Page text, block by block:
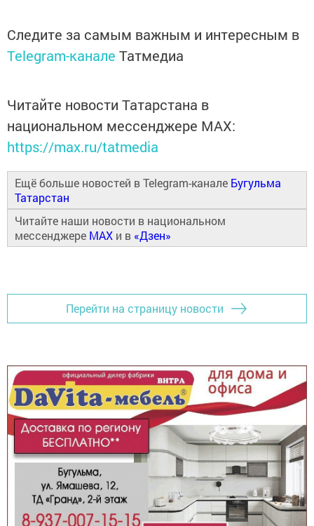
Следите за самым важным и интересным в
Telegram-канале Татмедиа
Читайте новости Татарстана в
национальном мессенджере MАХ:
https://max.ru/tatmedia
Ещё больше новостей в Telegram-канале Бугульма
Татарстан
Читайте наши новости в национальном
мессенджере MAX и в «Дзен»
Перейти на страницу новости